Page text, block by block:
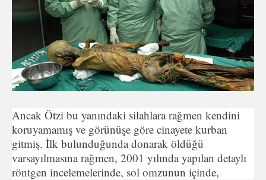
Ancak Ötzi bu yanındaki silahlara rağmen kendini
koruyamamış ve görünüşe göre cinayete kurban
gitmiş. İlk bulunduğunda donarak öldüğü
varsayılmasına rağmen, 2001 yılında yapılan detaylı
röntgen incelemelerinde, sol omzunun içinde,